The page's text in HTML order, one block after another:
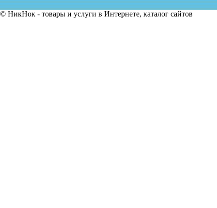
© НикНок - товары и услуги в Интернете, каталог сайтов